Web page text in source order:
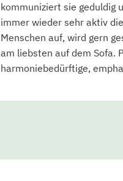
kommuniziert sie geduldig
immer wieder sehr aktiv
Menschen auf, wird gern
am liebsten auf dem Sofa.
harmoniebedürftige,